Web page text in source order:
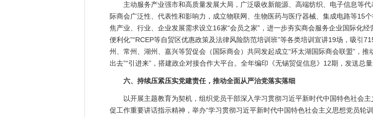
主动服务产业强市和高质量发展大局，广泛吸收新能源、高端纺织、电子信息等代
际商会广泛性、代表性和影响力，成立物联网、生物医药与医疗器械、集成电路等15
焦产业、行业、企业发展需求设立16家“会员之家”，进一步夯实商会服务企业国际化
便利化”“RCEP等自贸区优惠政策及法律风险防范培训班”等各类培训宣讲19场，吸引
州、常州、湖州、嘉兴等贸促会（国际商会）共同发起成立“环太湖国际商会联盟”，
出去”“引进来”，搭建政企对接合作大平台。全年编印《无锡贸促信息》12期，发送总
六、持续压紧压实党建责任，推动全面从严治党落实落细
以开展主题教育为契机，组织党员干部深入学习贯彻习近平新时代中国特色社会主
促工作重要讲话指示精神，举办“学习贯彻习近平新时代中国特色社会主义思想党员轮